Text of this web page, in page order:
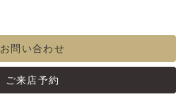
お問い合わせ
ご来店予約